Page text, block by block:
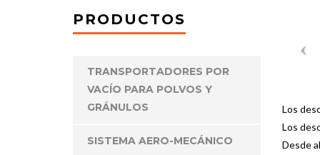
PRODUCTOS
TRANSPORTADORES POR
VACÍO PARA POLVOS Y
GRÁNULOS
SISTEMA AERO-MECÁNICO
Los
Los
Desde